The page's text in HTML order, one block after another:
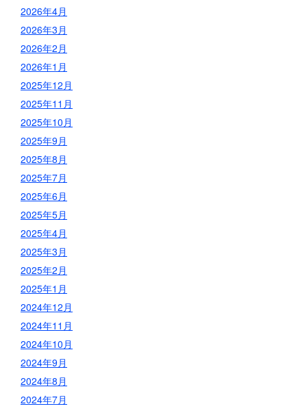
2026年4月
2026年3月
2026年2月
2026年1月
2025年12月
2025年11月
2025年10月
2025年9月
2025年8月
2025年7月
2025年6月
2025年5月
2025年4月
2025年3月
2025年2月
2025年1月
2024年12月
2024年11月
2024年10月
2024年9月
2024年8月
2024年7月